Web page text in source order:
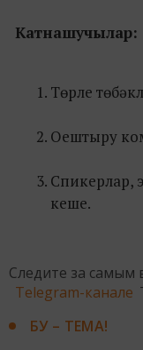
Катнашучылар:
Төрле
Оештыру
Спикерлар,
кеше.
Следите за
Telegram-канале
БУ – ТЕМА!